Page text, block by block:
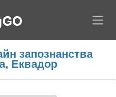
запознанства
Еквадор